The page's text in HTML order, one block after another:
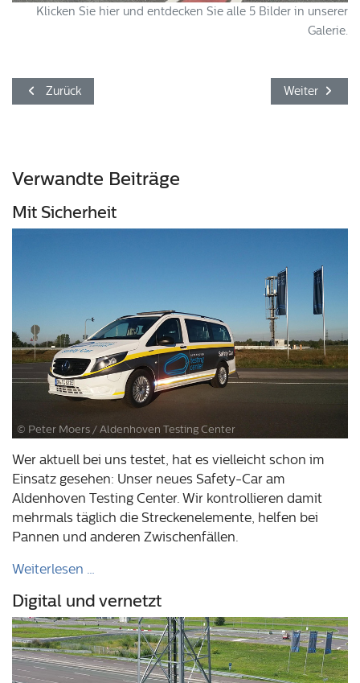
Klicken Sie hier und entdecken Sie alle 5 Bilder in unserer
Galerie.
Vorheriger Beitrag: Radfahren Spezial am Aldenhoven
Zurück Nächster
Weiter
Verwandte Beiträge
Mit Sicherheit
© Peter Moers / Aldenhoven Testing Center
Wer aktuell bei uns testet, hat es vielleicht schon im
Einsatz gesehen: Unser neues Safety-Car am
Aldenhoven Testing Center. Wir kontrollieren damit
mehrmals täglich die Streckenelemente, helfen bei
Pannen und anderen Zwischenfällen.
Weiterlesen …
Digital und vernetzt